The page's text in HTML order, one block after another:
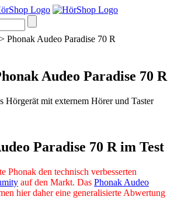
> Phonak Audeo Paradise 70 R
Audeo Paradise 70 R
Paradise 70 R im Test
Phonak den technisch verbesserten
auf den Markt. Das Phonak Audeo
hier daher eine generalisierte Abwertung